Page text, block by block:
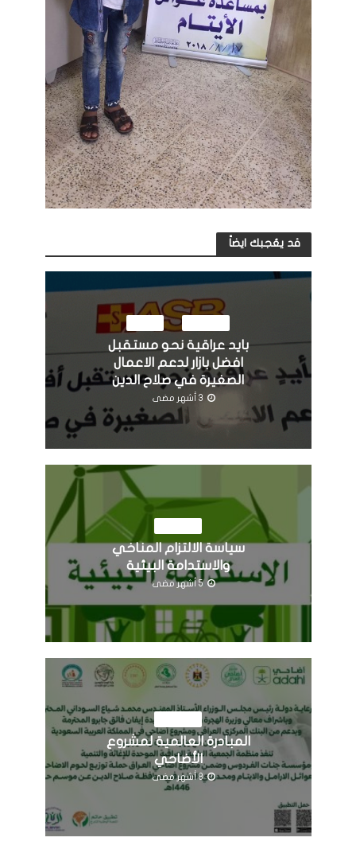
قد يعُجبك ايضاً
بايد عراقية نحو مستقبل
افضل بازار لدعم الاعمال
الصغيرة في صلاح الدين
3 أشهر مضى
سياسة الالتزام المناخي
والاستدامة البيئية
5 أشهر مضى
المبادرة العالمية لمشروع
الأضاحي
8 أشهر مضى